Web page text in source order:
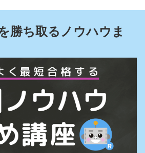
勝ち取るノウハウま